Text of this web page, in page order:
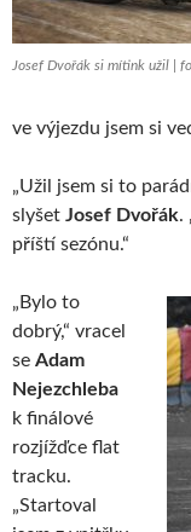
Josef Dvořák si mítink užil |
ve výjezdu jsem si
„Užil jsem si to
slyšet Josef Dvořák.
příští sezónu.“
„Bylo to
dobrý,“ vracel
se Adam
Nejezchleba
k finálové
rozjížďce flat
tracku.
„Startoval